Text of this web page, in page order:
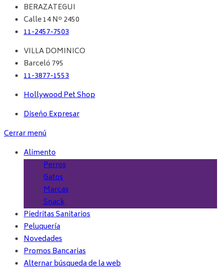
BERAZATEGUI
Calle 14 Nº 2450
11-2457-7503
VILLA DOMINICO
Barceló 795
11-3877-1553
Hollywood Pet Shop
Diseño Expresar
Cerrar menú
Alimento
Perros
Gatos
Marcas
Snack
Piedritas Sanitarios
Peluquería
Novedades
Promos Bancarias
Alternar búsqueda de la web